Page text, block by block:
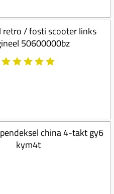
retro / fosti scooter links
50600000bz
china 4-takt gy6
kym4t